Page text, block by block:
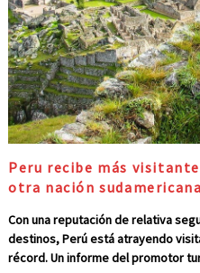
Peru recibe más
otra nación sudamericana
Con una reputación de relativa
destinos, Perú está atrayendo
récord. Un informe del promotor